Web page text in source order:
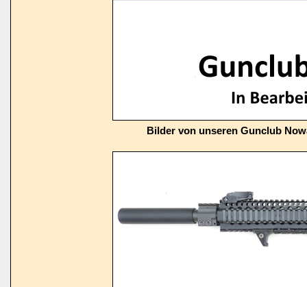
Bilder von unseren Gunclub